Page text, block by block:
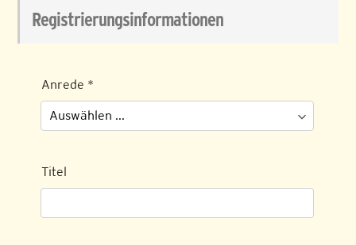
Registrierungsinformationen
Anrede *
Titel